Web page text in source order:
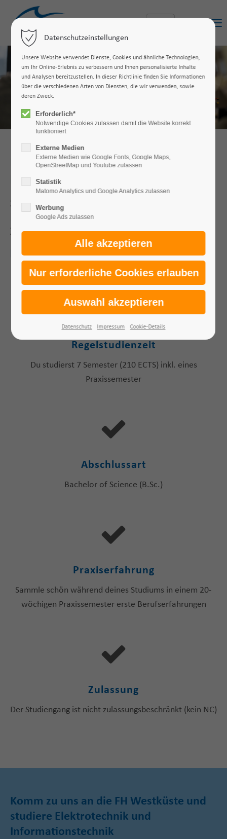
Elektrotechnik und
Informationstechnik (B.Sc.)
Studiere Elektrotechnik und
Informationstechnik und gestalte deine
Zukunft.
Bewirb dich JETZT bis zum 31.08.2026!
Regelstudienzeit
Du studierst 7 Semester (210 ECTS) inkl. eines
Praxissemester
Abschlussart
Bachelor of Science (B.Sc.)
Praxiserfahrung
Sammle schön während deines Studiums in einem 20-
wöchigen Praxissemester erste Berufserfahrungen
Zulassung
Der Studiengang ist nicht zulassungsbeschränkt (kein NC)
Komm zu uns an die FH Westküste und
studiere Elektrotechnik und
Informationstechnik
Datenschutzeinstellungen
Unsere Website verwendet Dienste, Cookies und ähnliche Technologien,
um Ihr Online-Erlebnis zu verbessern und Ihnen personalisierte Inhalte
und Analysen bereitzustellen. In dieser Richtlinie finden Sie Informationen
über die verschiedenen Arten von Diensten, die wir verwenden, sowie
deren Zweck.
Erforderlich*
Notwendige Cookies zulassen damit die Website korrekt
funktioniert
Externe Medien
Externe Medien wie Google Fonts, Google Maps,
OpenStreetMap und Youtube zulassen
Statistik
Matomo Analytics und Google Analytics zulassen
Werbung
Google Ads zulassen
Datenschutz Impressum Cookie-Details